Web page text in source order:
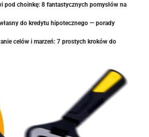
pod choinkę: 8 fantastycznych pomysłów na
do kredytu hipotecznego — porady
celów i marzeń: 7 prostych kroków do